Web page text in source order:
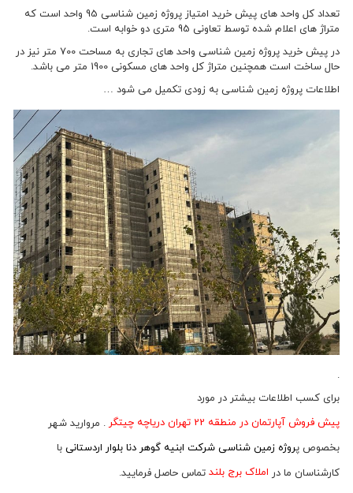
تعداد کل واحد های پیش خرید امتیاز پروژه زمین شناسی 95 واحد است که
متراژ های اعلام شده توسط تعاونی 95 متری دو خوابه است.
در پیش خرید پروژه زمین شناسی واحد های تجاری به مساحت 700 متر نیز در
حال ساخت است همچنین متراژ کل واحد های مسکونی 1900 متر می باشد.
اطلاعات پروژه زمین شناسی به زودی تکمیل می شود …
برای کسب اطلاعات بیشتر در مورد
پیش فروش آپارتمان در منطقه 22 تهران دریاچه چیتگر
. مروارید شهر
بخصوص پروژه زمین شناسی شرکت ابنیه گوهر دنا بلوار اردستانیبا
کارشناسان ما در املاک برج بلند تماس حاصل فرمایید.